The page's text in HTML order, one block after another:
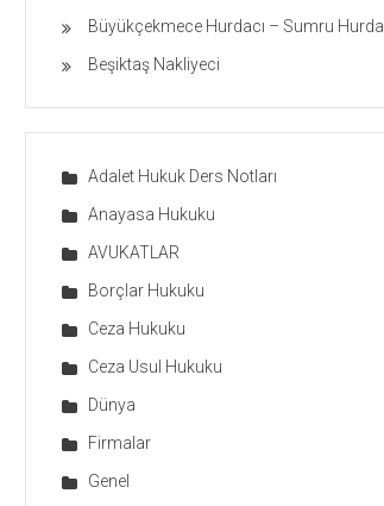
Büyükçekmece Hurdacı – Sumru Hurda
Beşiktaş Nakliyeci
Adalet Hukuk Ders Notları
Anayasa Hukuku
AVUKATLAR
Borçlar Hukuku
Ceza Hukuku
Ceza Usul Hukuku
Dünya
Firmalar
Genel